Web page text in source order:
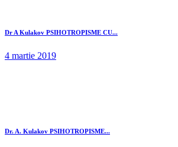
Dr A Kulakov PSIHOTROPISME CU...
4 martie 2019
Dr. A. Kulakov PSIHOTROPISME...